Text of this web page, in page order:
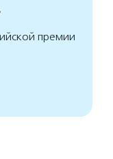
премии